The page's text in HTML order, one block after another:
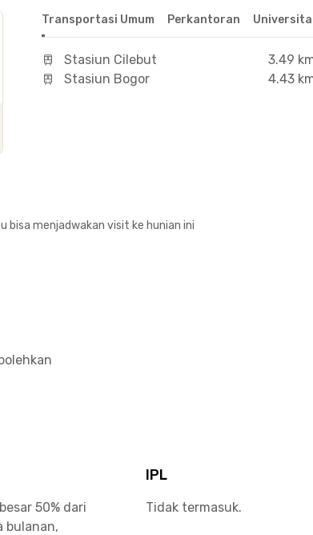
Transportasi Umum Perkantoran
Stasiun Cilebut
3.49
Stasiun Bogor
4.43
bisa menjadwakan visit ke hunian ini
50% dari
bulanan,
IPL
Tidak termasuk.